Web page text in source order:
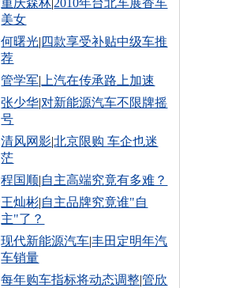
美女
何曙光| 四款享受补贴中级车推
荐
管学军| 上汽在传承路上加速
张少华|对新能源汽车不限牌摇
号
清风网影|北京限购 车企也迷
茫
程国顺|自主高端究竟有多难？
王灿彬|自主品牌究竟谁"自
主"了？
现代新能源汽车|丰田定明年汽
车销量
每年购车指标将动态调整|管欣